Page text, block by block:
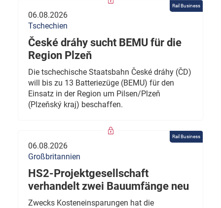
Rail Business
06.08.2026
Tschechien
České dráhy sucht BEMU für die
Region Plzeň
Die tschechische Staatsbahn České dráhy (ČD)
will bis zu 13 Batteriezüge (BEMU) für den
Einsatz in der Region um Pilsen/Plzeň
(Plzeňský kraj) beschaffen.
Rail Business
06.08.2026
Großbritannien
HS2-Projektgesellschaft
verhandelt zwei Bauumfänge neu
Zwecks Kosteneinsparungen hat die